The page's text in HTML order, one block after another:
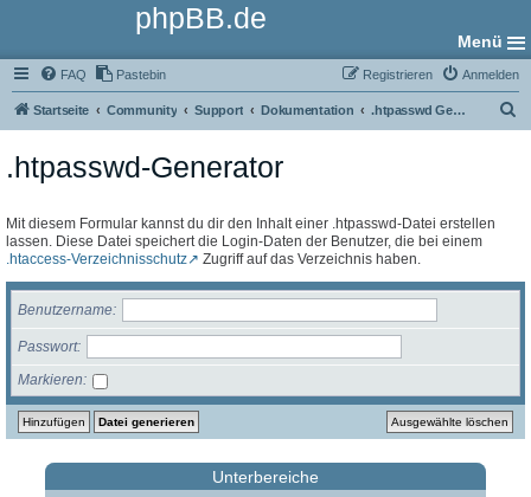
phpBB.de
Menü
FAQ Pastebin Anmelden
Registrieren
Startseite Community Support Dokumentation .htpasswd Generator
.htpasswd-Generator
Mit diesem Formular kannst du dir den Inhalt einer .htpasswd-Datei erstellen
lassen. Diese Datei speichert die Login-Daten der Benutzer, die bei einem
.htaccess-Verzeichnisschutz
Zugriff auf das Verzeichnis haben.
Benutzername
Passwort
Markieren
Unterbereiche